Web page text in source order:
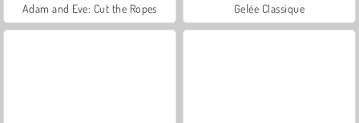
Adam and Eve: Cut the Ropes Gelée Classique